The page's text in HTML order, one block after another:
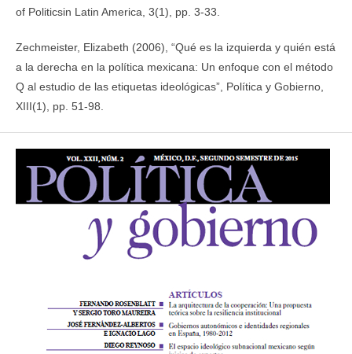
of Politicsin Latin America, 3(1), pp. 3-33.
Zechmeister, Elizabeth (2006), “Qué es la izquierda y quién está
a la derecha en la política mexicana: Un enfoque con el método
Q al estudio de las etiquetas ideológicas”, Política y Gobierno,
XIII(1), pp. 51-98.